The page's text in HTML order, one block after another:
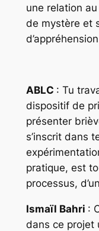
une relation
de mystère et
ABLC : Tu
dispositif de
présenter
s’inscrit dans
pratique, est
processus,
Ismaïl Bahri :
dans ce projet